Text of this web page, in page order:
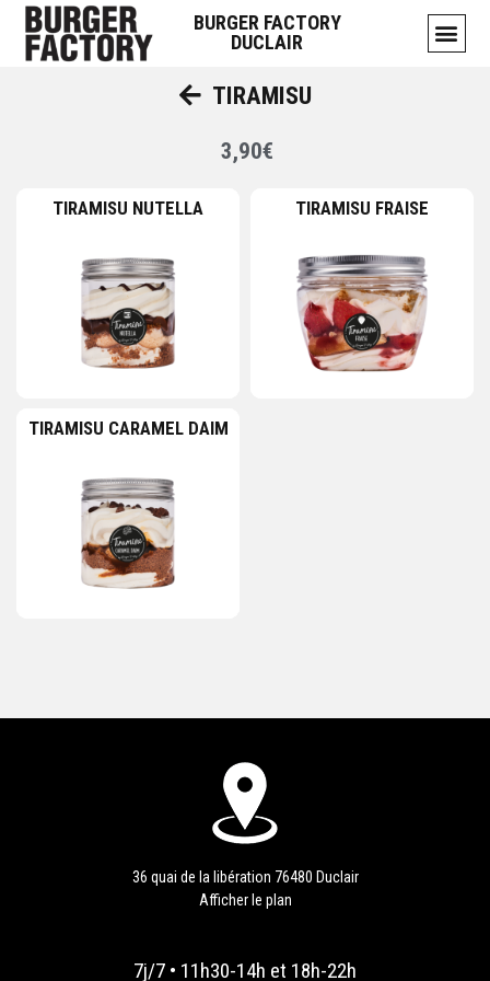
BURGER FACTORY
DUCLAIR
TIRAMISU
3,90€
TIRAMISU NUTELLA TIRAMISU FRAISE
TIRAMISU CARAMEL DAIM
36 quai de la libération 76480 Duclair
Afficher le plan
7j/7 • 11h30-14h et 18h-22h